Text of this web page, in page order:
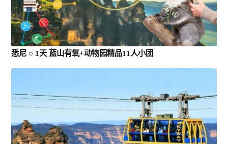
悉尼 ○ 1天 蓝山有氧+动物园精品11人小团